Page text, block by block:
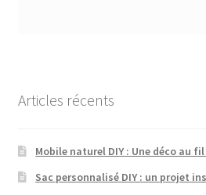
Articles récents
Mobile naturel DIY : Une déco au
Sac personnalisé DIY : un projet